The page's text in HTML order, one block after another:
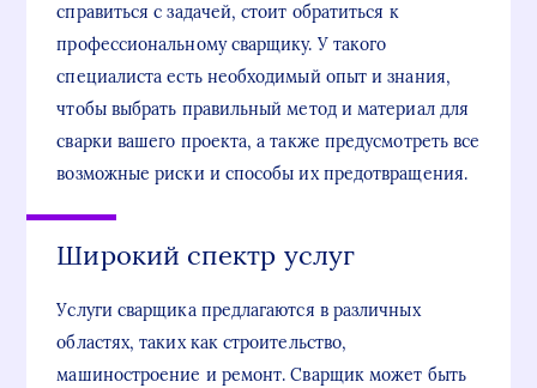
справиться с задачей, стоит обратиться к
профессиональному сварщику. У такого
специалиста есть необходимый опыт и знания,
чтобы выбрать правильный метод и материал для
сварки вашего проекта, а также предусмотреть все
возможные риски и способы их предотвращения.
Широкий спектр услуг
Услуги сварщика предлагаются в различных
областях, таких как строительство,
машиностроение и ремонт. Сварщик может быть